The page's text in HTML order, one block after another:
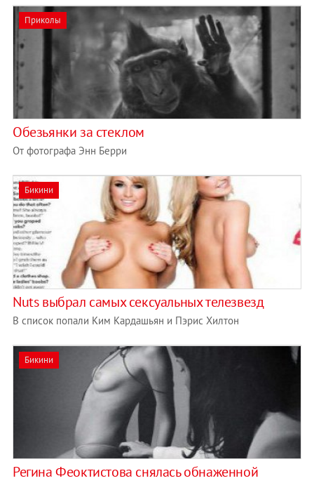
Приколы
Обезьянки за стеклом
От фотографа Энн Берри
Бикини
Nuts выбрал самых сексуальных телезвезд
В список попали Ким Кардашьян и Пэрис Хилтон
Бикини
Регина Феоктистова снялась обнаженной